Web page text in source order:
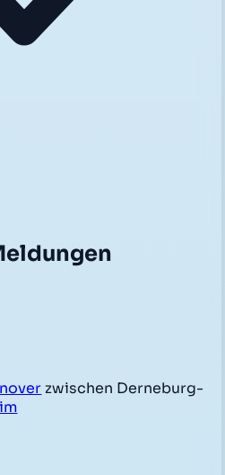
zwischen Derneburg-